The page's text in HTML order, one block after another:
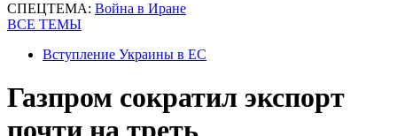
СПЕЦТЕМА: Война в Иране
ВСЕ ТЕМЫ
Вступление Украины в ЕС
Газпром сократил экспорт